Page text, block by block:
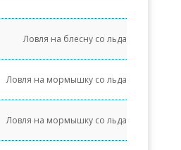
Ловля на блесну со льда
Ловля на мормышку со льда
Ловля на мормышку со льда